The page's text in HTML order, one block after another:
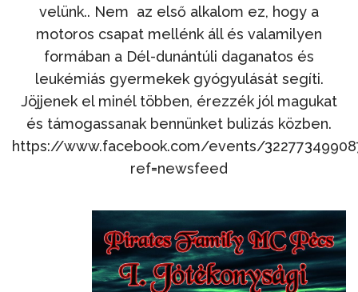
velünk.. Nem az első alkalom ez, hogy a
motoros csapat mellénk áll és valamilyen
formában a Dél-dunántúli daganatos és
leukémiás gyermekek gyógyulását segíti.
Jöjjenek el minél többen, érezzék jól magukat
és támogassanak bennünket bulizás közben.
https://www.facebook.com/events/
ref=newsfeed